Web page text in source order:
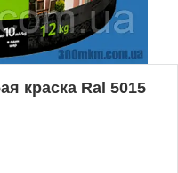
краска Ral 5015